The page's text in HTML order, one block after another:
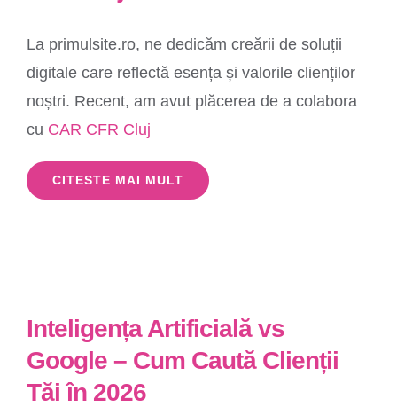
La primulsite.ro, ne dedicăm creării de soluții
digitale care reflectă esența și valorile clienților
noștri. Recent, am avut plăcerea de a colabora
cu CAR CFR Cluj
CITESTE MAI MULT
Inteligența Artificială vs
Google – Cum Caută Clienții
Tăi în 2026